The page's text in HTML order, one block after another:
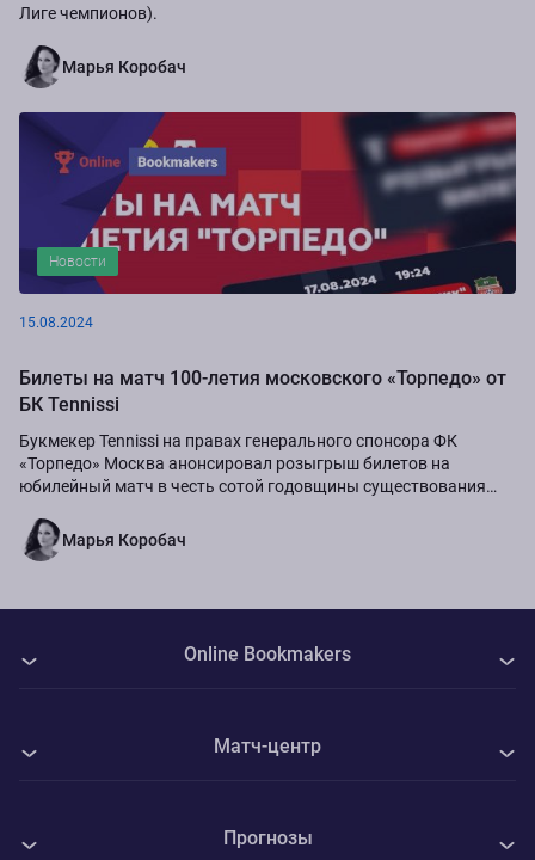
Лиге чемпионов).
Марья Коробач
Новости
15.08.2024
Билеты на матч 100-летия московского «Торпедо» от
БК Tennissi
Букмекер Tennissi на правах генерального спонсора ФК
«Торпедо» Москва анонсировал розыгрыш билетов на
юбилейный матч в честь сотой годовщины существования
Марья Коробач
Прогнозы
Матч-центр
Online Bookmakers
Контакты